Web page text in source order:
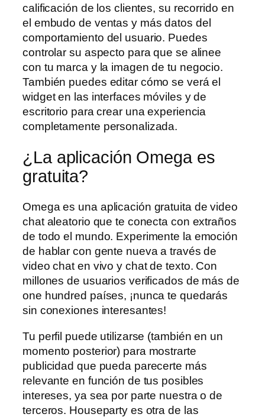
calificación de los clientes, su recorrido en
el embudo de ventas y más datos del
comportamiento del usuario. Puedes
controlar su aspecto para que se alinee
con tu marca y la imagen de tu negocio.
También puedes editar cómo se verá el
widget en las interfaces móviles y de
escritorio para crear una experiencia
completamente personalizada.
¿La aplicación Omega es
gratuita?
Omega es una aplicación gratuita de video
chat aleatorio que te conecta con extraños
de todo el mundo. Experimente la emoción
de hablar con gente nueva a través de
video chat en vivo y chat de texto. Con
millones de usuarios verificados de más de
one hundred países, ¡nunca te quedarás
sin conexiones interesantes!
Tu perfil puede utilizarse (también en un
momento posterior) para mostrarte
publicidad que pueda parecerte más
relevante en función de tus posibles
intereses, ya sea por parte nuestra o de
terceros. Houseparty es otra de las